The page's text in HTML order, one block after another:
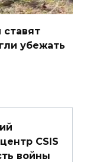
убежать
CSIS
войны